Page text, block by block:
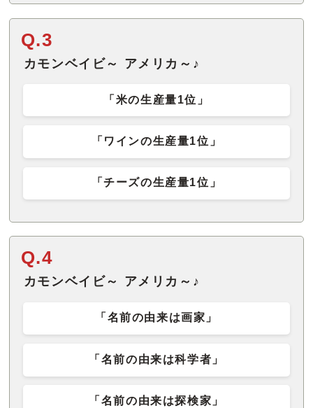
Q.3
カモンベイビ～ アメリカ～♪
「米の生産量1位」
「ワインの生産量1位」
「チーズの生産量1位」
Q.4
カモンベイビ～ アメリカ～♪
「名前の由来は画家」
「名前の由来は科学者」
「名前の由来は探検家」